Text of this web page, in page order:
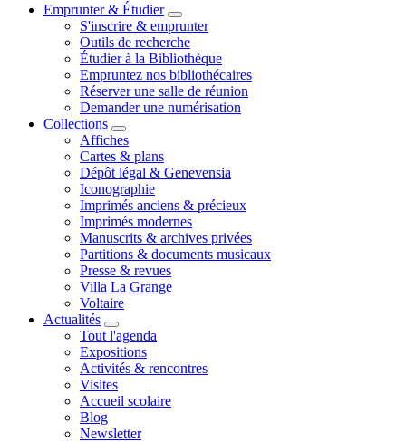
Emprunter & Étudier
S'inscrire & emprunter
Outils de recherche
Étudier à la Bibliothèque
Empruntez nos bibliothécaires
Réserver une salle de réunion
Demander une numérisation
Collections
Affiches
Cartes & plans
Dépôt légal & Genevensia
Iconographie
Imprimés anciens & précieux
Imprimés modernes
Manuscrits & archives privées
Partitions & documents musicaux
Presse & revues
Villa La Grange
Voltaire
Actualités
Tout l'agenda
Expositions
Activités & rencontres
Visites
Accueil scolaire
Blog
Newsletter